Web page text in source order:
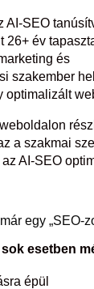
AI-SEO
26+ év
és
szakember
optimalizált
a szakmai
AI-SEO
egy „SEO-
esetben
épül